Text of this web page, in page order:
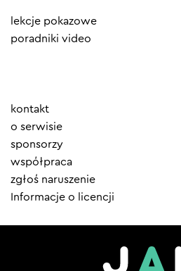
lekcje pokazowe
poradniki video
Element
menu
kontakt
o serwisie
sponsorzy
współpraca
zgłoś naruszenie
Informacje o licencji